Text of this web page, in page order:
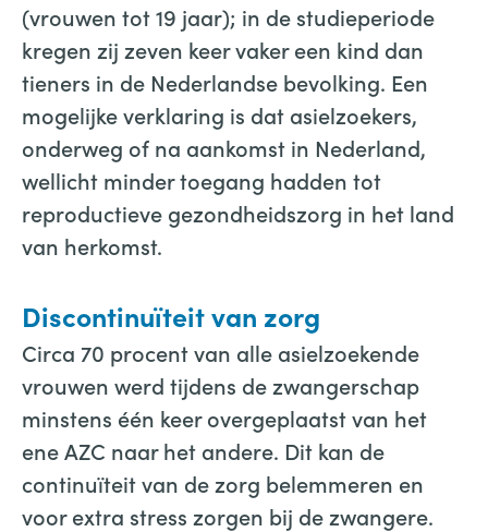
(vrouwen tot 19 jaar); in de studieperiode
kregen zij zeven keer vaker een kind dan
tieners in de Nederlandse bevolking. Een
mogelijke verklaring is dat asielzoekers,
onderweg of na aankomst in Nederland,
wellicht minder toegang hadden tot
reproductieve gezondheidszorg in het land
van herkomst.
Discontinuïteit van zorg
Circa 70 procent van alle asielzoekende
vrouwen werd tijdens de zwangerschap
minstens één keer overgeplaatst van het
ene AZC naar het andere. Dit kan de
continuïteit van de zorg belemmeren en
voor extra stress zorgen bij de zwangere.